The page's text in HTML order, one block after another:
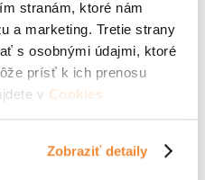
stranám, ktoré nám
a marketing. Tretie strany
s osobnými údajmi, ktoré
prísť k ich prenosu
v Cookies
Zobraziť detaily